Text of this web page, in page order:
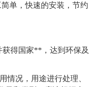
单，快速的安装，节约
得国家**，达到环保及
情况，用途进行处理、